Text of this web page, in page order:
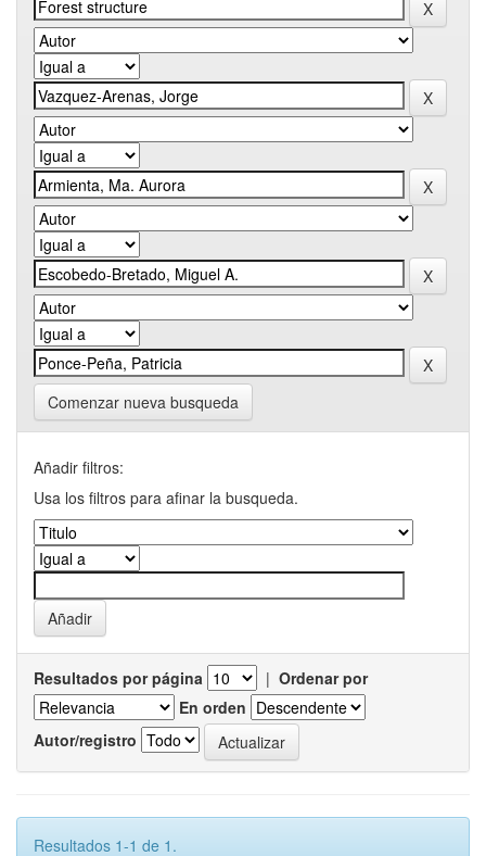
Comenzar nueva busqueda
Añadir filtros:
Usa los filtros para afinar la busqueda.
Resultados por página | Ordenar por
En orden
Autor/registro
Resultados 1-1 de 1.